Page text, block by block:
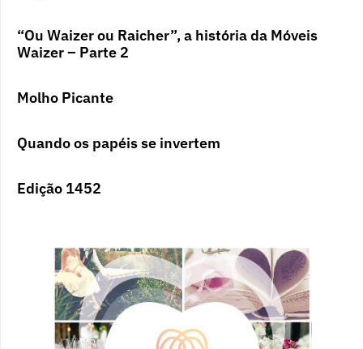
“Ou Waizer ou Raicher”, a história da Móveis
Waizer – Parte 2
Molho Picante
Quando os papéis se invertem
Edição 1452